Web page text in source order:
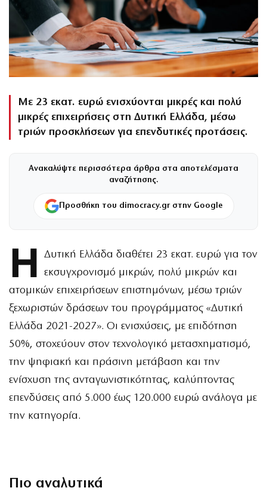
Με 23 εκατ. ευρώ ενισχύονται μικρές και πολύ
μικρές επιχειρήσεις στη Δυτική Ελλάδα, μέσω
τριών προσκλήσεων για επενδυτικές προτάσεις.
Ανακαλύψτε περισσότερα άρθρα στα αποτελέσματα
αναζήτησης.
Προσθήκη του dimocracy.gr στην Google
Η
Δυτική Ελλάδα διαθέτει 23 εκατ. ευρώ για τον
εκσυγχρονισμό μικρών, πολύ μικρών και
ατομικών επιχειρήσεων επιστημόνων, μέσω τριών
ξεχωριστών δράσεων του προγράμματος «Δυτική
Ελλάδα 2021-2027». Οι ενισχύσεις, με επιδότηση
50%, στοχεύουν στον τεχνολογικό μετασχηματισμό,
την ψηφιακή και πράσινη μετάβαση και την
ενίσχυση της ανταγωνιστικότητας, καλύπτοντας
επενδύσεις από 5.000 έως 120.000 ευρώ ανάλογα με
την κατηγορία.
Πιο αναλυτικά